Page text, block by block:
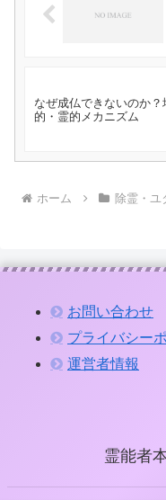
なぜ成仏できないのか？
的・霊的メカニズム
ホーム 除霊・ユ
お問い合わせ
プライバシー
運営者情報
霊能者